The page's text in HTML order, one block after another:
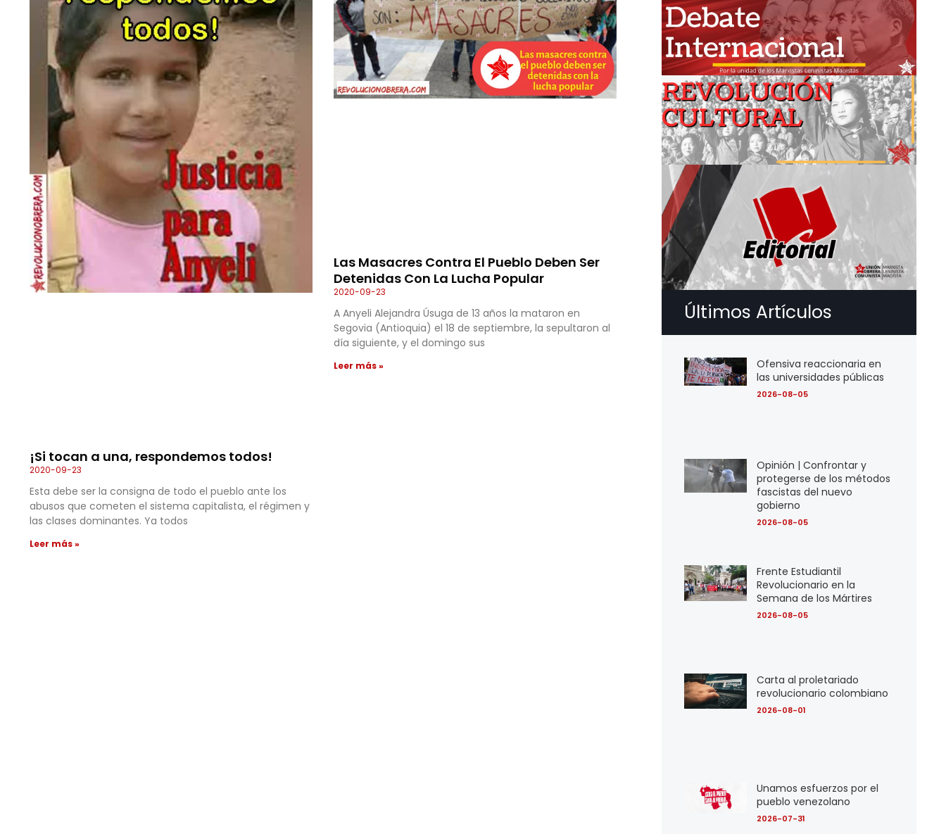
¡Si tocan a una, respondemos todos!
2020-09-23
Esta debe ser la consigna de todo el pueblo ante los
abusos que cometen el sistema capitalista, el régimen y
las clases dominantes. Ya todos
Leer más »
Las Masacres Contra El Pueblo Deben Ser
Detenidas Con La Lucha Popular
2020-09-23
A Anyeli Alejandra Úsuga de 13 años la mataron en
Segovia (Antioquia) el 18 de septiembre, la sepultaron al
día siguiente, y el domingo sus
Leer más »
Últimos Artículos
Ofensiva reaccionaria en
las universidades públicas
2026-08-05
Opinión | Confrontar y
protegerse de los métodos
fascistas del nuevo
gobierno
2026-08-05
Frente Estudiantil
Revolucionario en la
Semana de los Mártires
2026-08-05
Carta al proletariado
revolucionario colombiano
2026-08-01
Unamos esfuerzos por el
pueblo venezolano
2026-07-31